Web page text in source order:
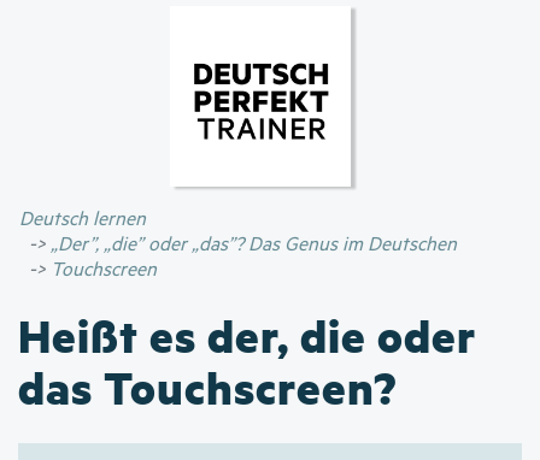
Inhalt
Deutsch lernen
„Der”, „die” oder „das”? Das Genus im Deutschen
Touchscreen
Heißt es der, die oder
das Touchscreen?